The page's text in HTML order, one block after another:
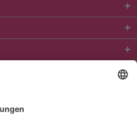
zzgl.
und ggf.
wenn nicht anders beschrieben
viba.de